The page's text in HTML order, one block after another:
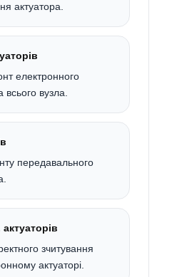
актуатора.
електронного
всього вузла.
передавального
зчитування
актуаторі.